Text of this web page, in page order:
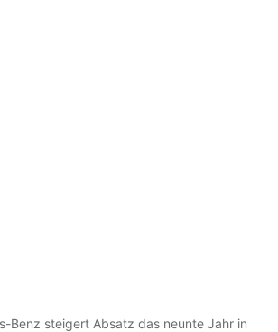
Benz steigert Absatz das neunte Jahr in